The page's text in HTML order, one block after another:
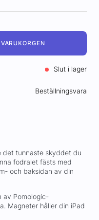
Slut i lager
Beställningsvara
det tunnaste skyddet du
fodralet fästs med
och baksidan av din
av Pomologic-
Magneter håller din iPad